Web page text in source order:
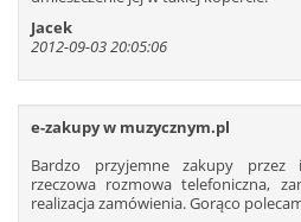
Jacek
2012-09-03 20:05:06
e-zakupy w muzycznym.pl
Bardzo przyjemne zakupy przez
rzeczowa rozmowa telefoniczna,
realizacja zamówienia. Gorąco